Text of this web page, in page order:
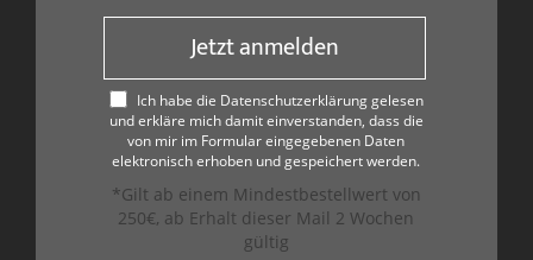
Jetzt anmelden
Ich habe die Datenschutzerklärung gelesen
und erkläre mich damit einverstanden, dass die
von mir im Formular eingegebenen Daten
elektronisch erhoben und gespeichert werden.
*Gilt ab einem Mindestbestellwert von
250€, ab Erhalt dieser Mail 2 Wochen
gültig